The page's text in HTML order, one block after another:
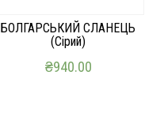
БОЛГАРСЬКИЙ СЛАНЕЦЬ
(Сірий)
₴940.00